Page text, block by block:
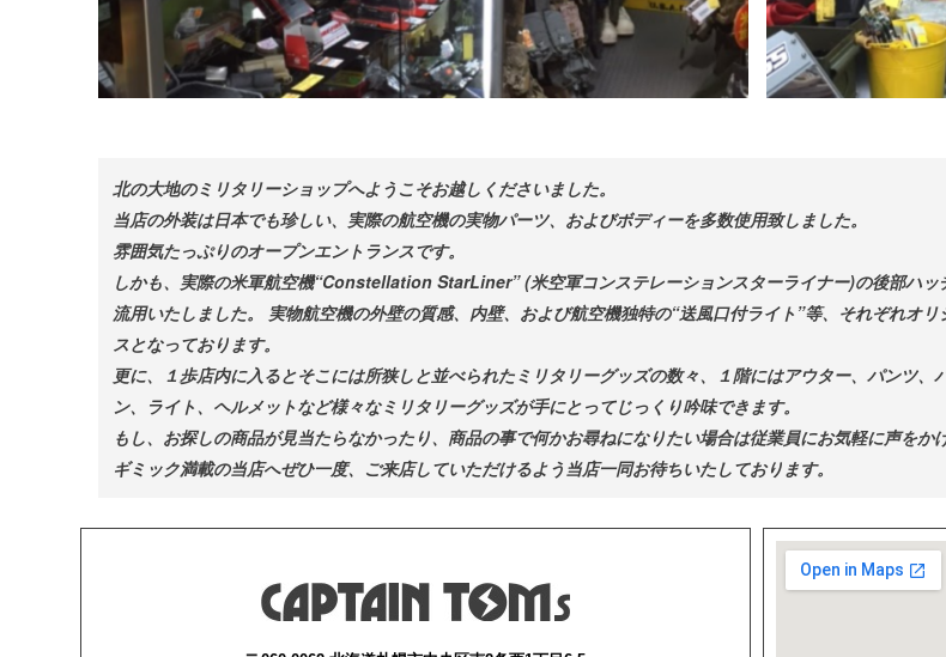
北の大地のミリタリーショップへようこそお越しくださいました。
当店の外装は日本でも珍しい、実際の航空機の実物パーツ、およびボディーを多数使用致しました。
雰囲気たっぷりのオープンエントランスです。
しかも、実際の米軍航空機“Constellation StarLiner” (米空軍コンステレーションスターライナー)の後部ハ
流用いたしました。 実物航空機の外壁の質感、内壁、および航空機独特の“送風口付ライト”等、それぞれオ
スとなっております。
更に、１歩店内に入るとそこには所狭しと並べられたミリタリーグッズの数々、１階にはアウター、パンツ
ン、ライト、ヘルメットなど様々なミリタリーグッズが手にとってじっくり吟味できます。
もし、お探しの商品が見当たらなかったり、商品の事で何かお尋ねになりたい場合は従業員にお気軽に声をか
ギミック満載の当店へぜひ一度、ご来店していただけるよう当店一同お待ちいたしております。